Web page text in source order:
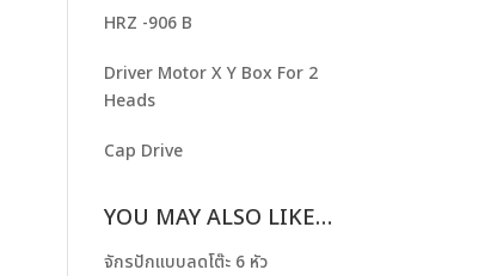
HRZ -906 B
Driver Motor X Y Box For 2
Heads
Cap Drive
YOU MAY ALSO LIKE…
จักรปักแบบลดโต๊ะ 6 หัว